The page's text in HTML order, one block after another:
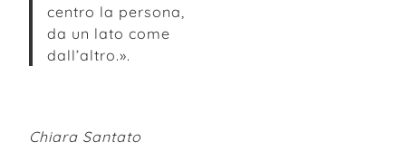
centro la persona,
da un lato come
dall’altro.».
Chiara Santato